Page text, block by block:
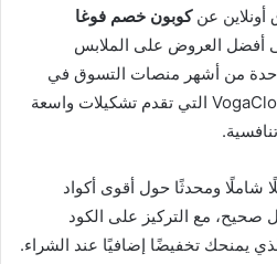
أونلاين عنكوبون خصم فوغا
أفضل العروض على الملابس
من أشهر منصات التسوق في
عالم الموضة، وهي منصة VogaCloset التي تقدم تشكيلات واسعة
شاملًا ومحدثًا حول أقوى أكواد
مع التركيز على الكود
يمنحك تخفيضًا إضافيًا عند الشراء.